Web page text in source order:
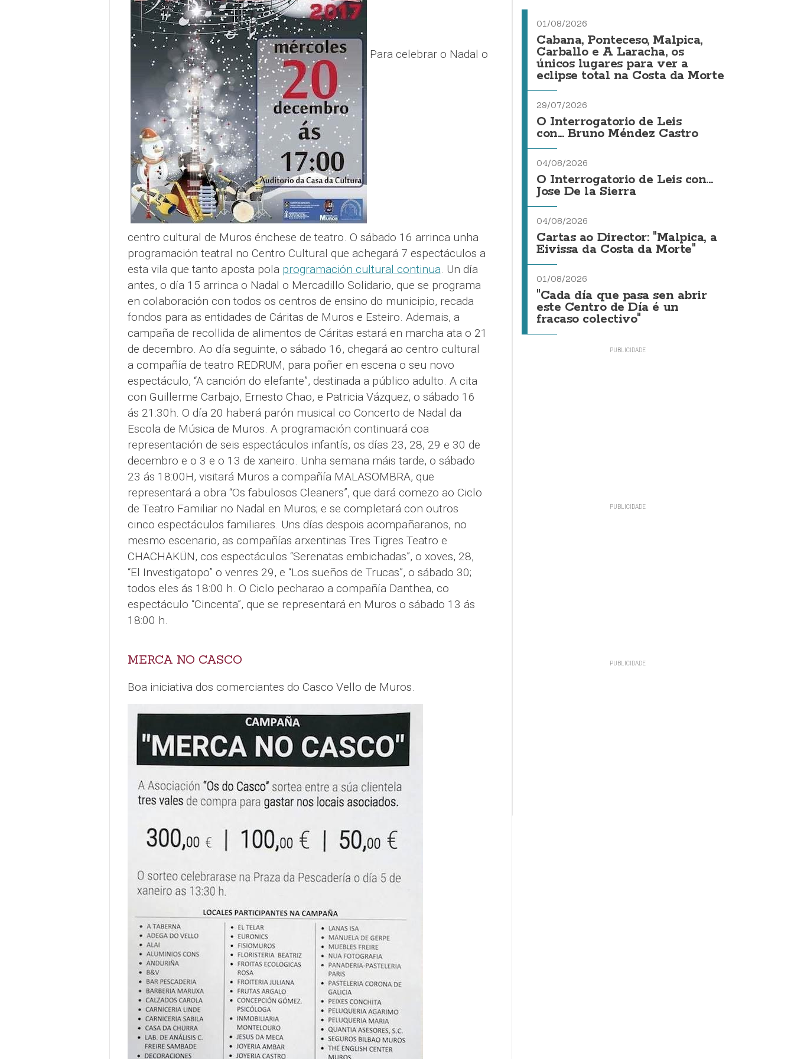
Para celebrar o Nadal o
centro cultural de Muros énchese de teatro. O sábado 16 arrinca unha
programación teatral no Centro Cultural que achegará 7 espectáculos a
esta vila que tanto aposta pola programación cultural continua. Un día
antes, o día 15 arrinca o Nadal o Mercadillo Solidario, que se programa
en colaboración con todos os centros de ensino do municipio, recada
fondos para as entidades de Cáritas de Muros e Esteiro. Ademais, a
campaña de recollida de alimentos de Cáritas estará en marcha ata o 21
de decembro. Ao día seguinte, o sábado 16, chegará ao centro cultural
a compañía de teatro REDRUM, para poñer en escena o seu novo
espectáculo, “A canción do elefante”, destinada a público adulto. A cita
con Guillerme Carbajo, Ernesto Chao, e Patricia Vázquez, o sábado 16
ás 21:30h. O día 20 haberá parón musical co Concerto de Nadal da
Escola de Música de Muros. A programación continuará coa
representación de seis espectáculos infantís, os días 23, 28, 29 e 30 de
decembro e o 3 e o 13 de xaneiro. Unha semana máis tarde, o sábado
23 ás 18:00H, visitará Muros a compañía MALASOMBRA, que
representará a obra “Os fabulosos Cleaners”, que dará comezo ao Ciclo
de Teatro Familiar no Nadal en Muros; e se completará con outros
cinco espectáculos familiares. Uns días despois acompañaranos, no
mesmo escenario, as compañías arxentinas Tres Tigres Teatro e
CHACHAKÜN, cos espectáculos “Serenatas embichadas”, o xoves, 28,
“El Investigatopo” o venres 29, e “Los sueños de Trucas”, o sábado 30;
todos eles ás 18:00 h. O Ciclo pecharao a compañía Danthea, co
espectáculo “Cincenta”, que se representará en Muros o sábado 13 ás
18:00 h.
MERCA NO CASCO
Boa iniciativa dos comerciantes do Casco Vello de Muros.
01/08/2026
Cabana, Ponteceso, Malpica,
Carballo e A Laracha, os
únicos lugares para ver a
eclipse total na Costa da Morte
29/07/2026
O Interrogatorio de Leis
con... Bruno Méndez Castro
04/08/2026
O Interrogatorio de Leis con...
Jose De la Sierra
04/08/2026
Cartas ao Director: "Malpica, a
Eivissa da Costa da Morte"
01/08/2026
"Cada día que pasa sen abrir
este Centro de Día é un
fracaso colectivo"